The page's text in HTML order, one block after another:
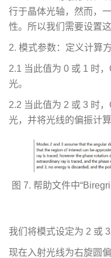
行于晶体光轴，然而，
性。所以我们需要设置
2. 模式参数：定义计算
2.1 当此值为 0 或 1 时
光。
2.2 当此值为 2 或 3 时
光，并将光线的偏振计
图 7. 帮助文件中
我们将模式设定为 2 或 3
现在入射光线为右旋圆